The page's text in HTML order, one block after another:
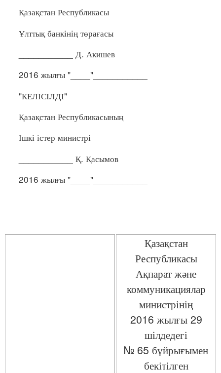
Қазақстан Республикасы
Ұлттық банкінің төрағасы
___________ Д. Акишев
2016 жылғы "____"___________
"КЕЛІСІЛДІ"
Қазақстан Республикасының
Ішкі істер министрі
___________ Қ. Қасымов
2016 жылғы "____"___________
Қазақстан
Республикасы
Ақпарат және
коммуникациялар
министрінің
2016 жылғы 29
шілдедегі
№ 65 бұйрығымен
бекітілген